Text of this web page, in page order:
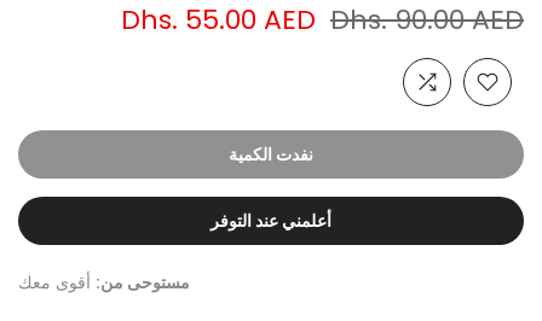
Dhs. 90.00 AED
Dhs. 55.00 AED
نفدت الكمية
أعلمني عند التوفر
مستوحى من: أقوى معك